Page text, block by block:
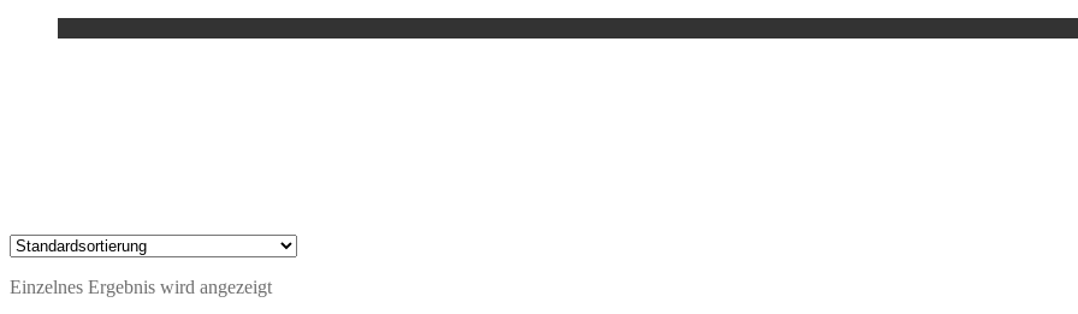
Einzelnes Ergebnis wird angezeigt